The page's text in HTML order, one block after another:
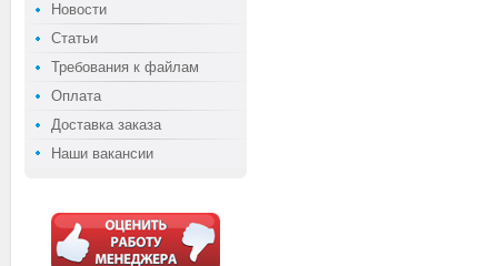
Новости
Статьи
Требования к файлам
Оплата
Доставка заказа
Наши вакансии